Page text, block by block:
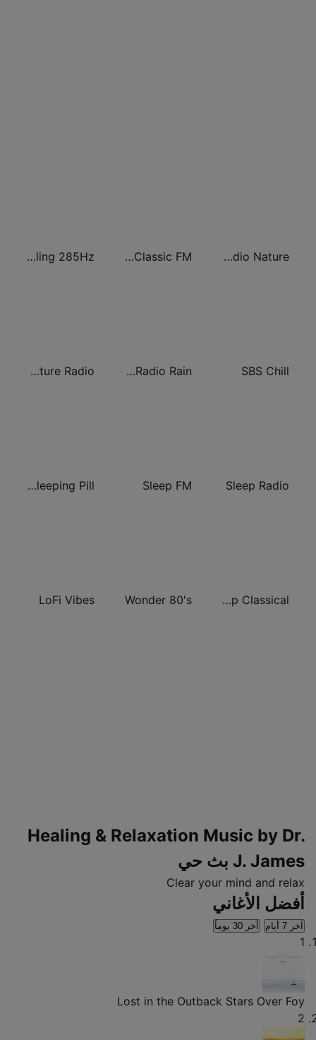
Radio Nature
ABC Classic FM
Positively Healing 285Hz
SBS Chill
Nature Radio Rain
Ambi Nature Radio
Sleep Radio
Sleep FM
Ambient Sleeping Pill
Calm Sleep Classical
Wonder 80's
LoFi Vibes
Healing & Relaxation Music by Dr.
J. James بث حي
Clear your mind and relax
أفضل الأغاني
آخر 7 أيام آخر 30 يوماً
1
Lost in the Outback Stars Over Foy
2